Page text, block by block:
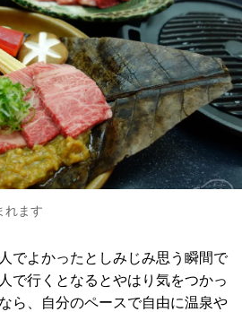
れます
でよかったとしみじみ思う瞬間で
で行くとなるとやはり気をつかっ
ら、自分のペースで自由に温泉や